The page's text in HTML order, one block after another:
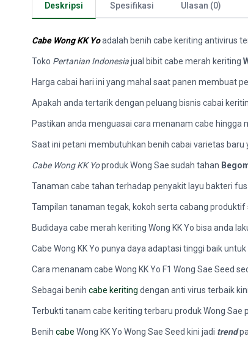
Deskripsi Spesifikasi Ulasan (0)
Cabe Wong KK Yoadalah benih cabe keriting antivirus
Toko Pertanian Indonesiajual bibit cabe merah keriting
Harga cabai hari ini yang mahal saat panen membuat
Apakah anda tertarik dengan peluang bisnis cabai
Pastikan anda menguasai cara menanam cabe hingga
Saat ini petani membutuhkan benih cabai varietas
Cabe Wong KK Yoproduk Wong Sae sudah tahan
Tanaman cabe tahan terhadap penyakit layu bakteri
Tampilan tanaman tegak, kokoh serta cabang produktif
Budidaya cabe merah keriting Wong KK Yo bisa anda
Cabe Wong KK Yo punya daya adaptasi tinggi baik
Cara menanam cabe Wong KK Yo F1 Wong Sae Seed
Sebagai benih cabe keriting dengan anti virus terbaik
Terbukti tanam cabe keriting terbaru produk Wong Sae
Benih cabe Wong KK Yo Wong Sae Seed kini jadi trend